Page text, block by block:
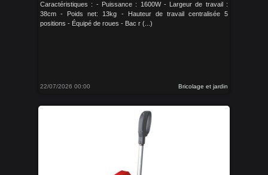
Caractéristiques : - Puissance : 1600W - Largeur de travail :
38cm - Poids net: 13kg - Hauteur de travail centralisée 5
positions - Équipé de roues - Bac r (...)
22/07/2026 00:00 Bricolage et jardin